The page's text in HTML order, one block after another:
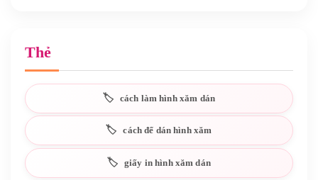
Thẻ
cách làm hình xăm dán
cách để dán hình xăm
giấy in hình xăm dán